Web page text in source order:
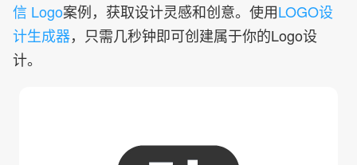
LOGO模板
信 Logo案例，获取设计灵感和创意。使用LOGO设
计生成器，只需几秒钟即可创建属于你的Logo设
计。